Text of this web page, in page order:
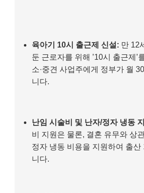
육아기 10시 출근제 신설: 만 12
둔 근로자를 위해 ’10시 출근제’
소·중견 사업주에게 정부가 월
니다.
난임 시술비 및 난자/정자 냉동
비 지원은 물론, 결혼 유무와 상
정자 냉동 비용을 지원하여 출산
니다.